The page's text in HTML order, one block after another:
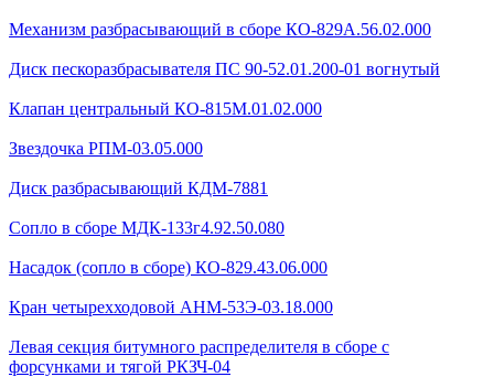
Механизм разбрасывающий в сборе КО-829А.56.02.000
Диск пескоразбрасывателя ПС 90-52.01.200-01 вогнутый
Клапан центральный КО-815М.01.02.000
Звездочка РПМ-03.05.000
Диск разбрасывающий КДМ-7881
Сопло в сборе МДК-133г4.92.50.080
Насадок (сопло в сборе) КО-829.43.06.000
Кран четырехходовой AHМ-53Э-03.18.000
Левая секция битумного распределителя в сборе с
форсунками и тягой РКЗЧ-04